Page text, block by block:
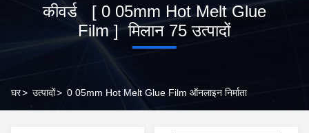
कीवर्ड [ 0 05mm Hot Melt Glue
Film ] मिलान 75 उत्पादों
घर> उत्पादों> 0 05mm Hot Melt Glue Film ऑनलाइन निर्माता